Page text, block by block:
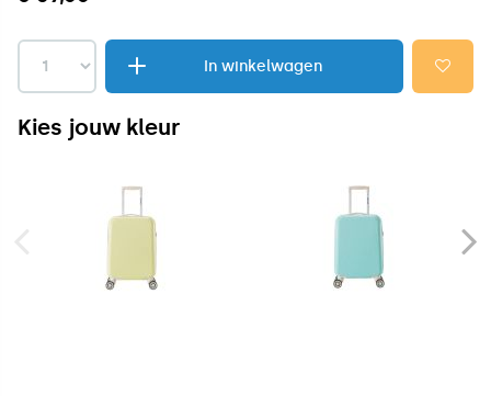
In winkelwagen
Kies jouw kleur